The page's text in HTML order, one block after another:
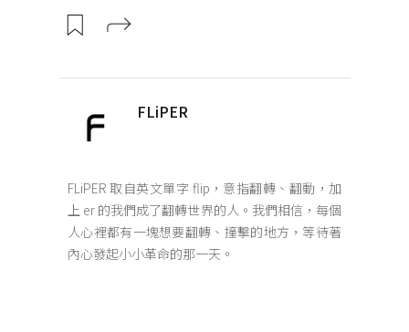
FLiPER
FLiPER 取自英文單字 flip，意指翻轉、翻動，加
上 er 的我們成了翻轉世界的人。我們相信，每個
人心裡都有一塊想要翻轉、撞擊的地方，等待著
內心發起小小革命的那一天。